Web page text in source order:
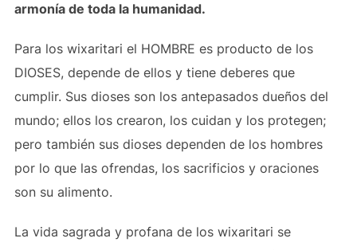
armonía de toda la humanidad.
Para los wixaritari el HOMBRE es producto de los
DIOSES, depende de ellos y tiene deberes que
cumplir. Sus dioses son los antepasados dueños del
mundo; ellos los crearon, los cuidan y los protegen;
pero también sus dioses dependen de los hombres
por lo que las ofrendas, los sacrificios y oraciones
son su alimento.
La vida sagrada y profana de los wixaritari se